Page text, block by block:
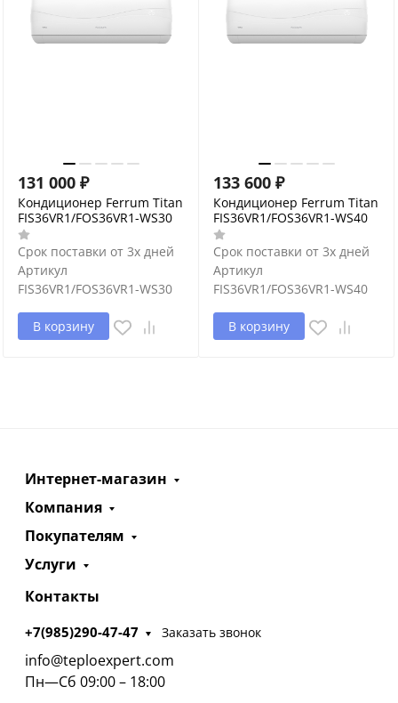
131 000 ₽
Кондиционер Ferrum Titan
FIS36VR1/FOS36VR1-WS30
Срок поставки от 3х дней
Артикул
FIS36VR1/FOS36VR1-WS30
В корзину
133 600 ₽
Кондиционер Ferrum Titan
FIS36VR1/FOS36VR1-WS40
Срок поставки от 3х дней
Артикул
FIS36VR1/FOS36VR1-WS40
В корзину
Интернет-магазин
Компания
Покупателям
Услуги
Контакты
+7(985)290-47-47 Заказать звонок
info@teploexpert.com
Пн—Сб 09:00 – 18:00